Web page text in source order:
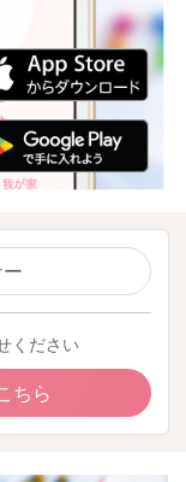
ください
ちら